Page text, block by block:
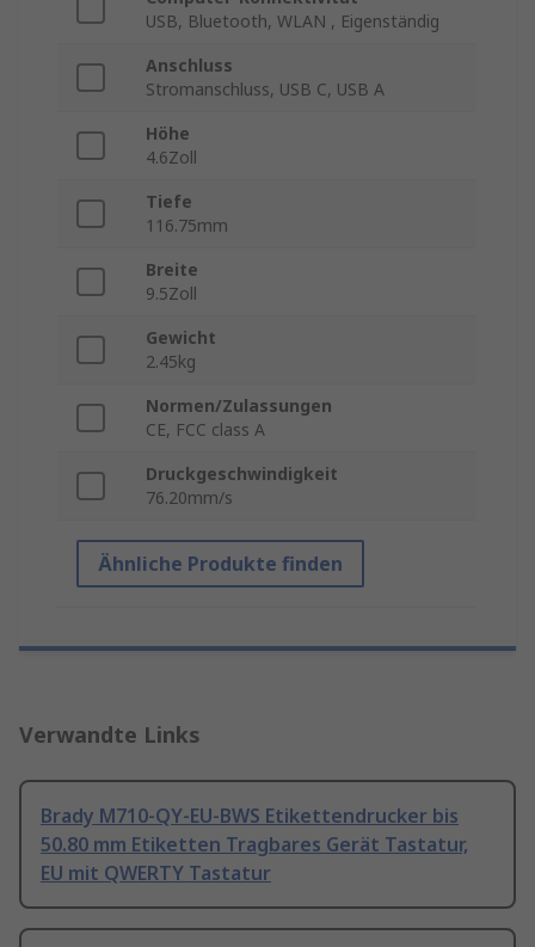
USB, Bluetooth, WLAN , Eigenständig
Anschluss
Stromanschluss, USB C, USB A
Höhe
4.6Zoll
Tiefe
116.75mm
Breite
9.5Zoll
Gewicht
2.45kg
Normen/Zulassungen
CE, FCC class A
Druckgeschwindigkeit
76.20mm/s
Ähnliche Produkte finden
Verwandte Links
Brady M710-QY-EU-BWS Etikettendrucker bis
50.80 mm Etiketten Tragbares Gerät Tastatur,
EU mit QWERTY Tastatur